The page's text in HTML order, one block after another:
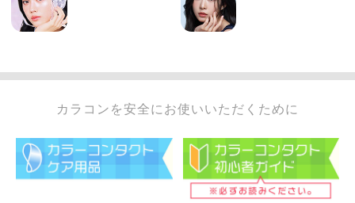
カラコンを安全にお使いいただくために